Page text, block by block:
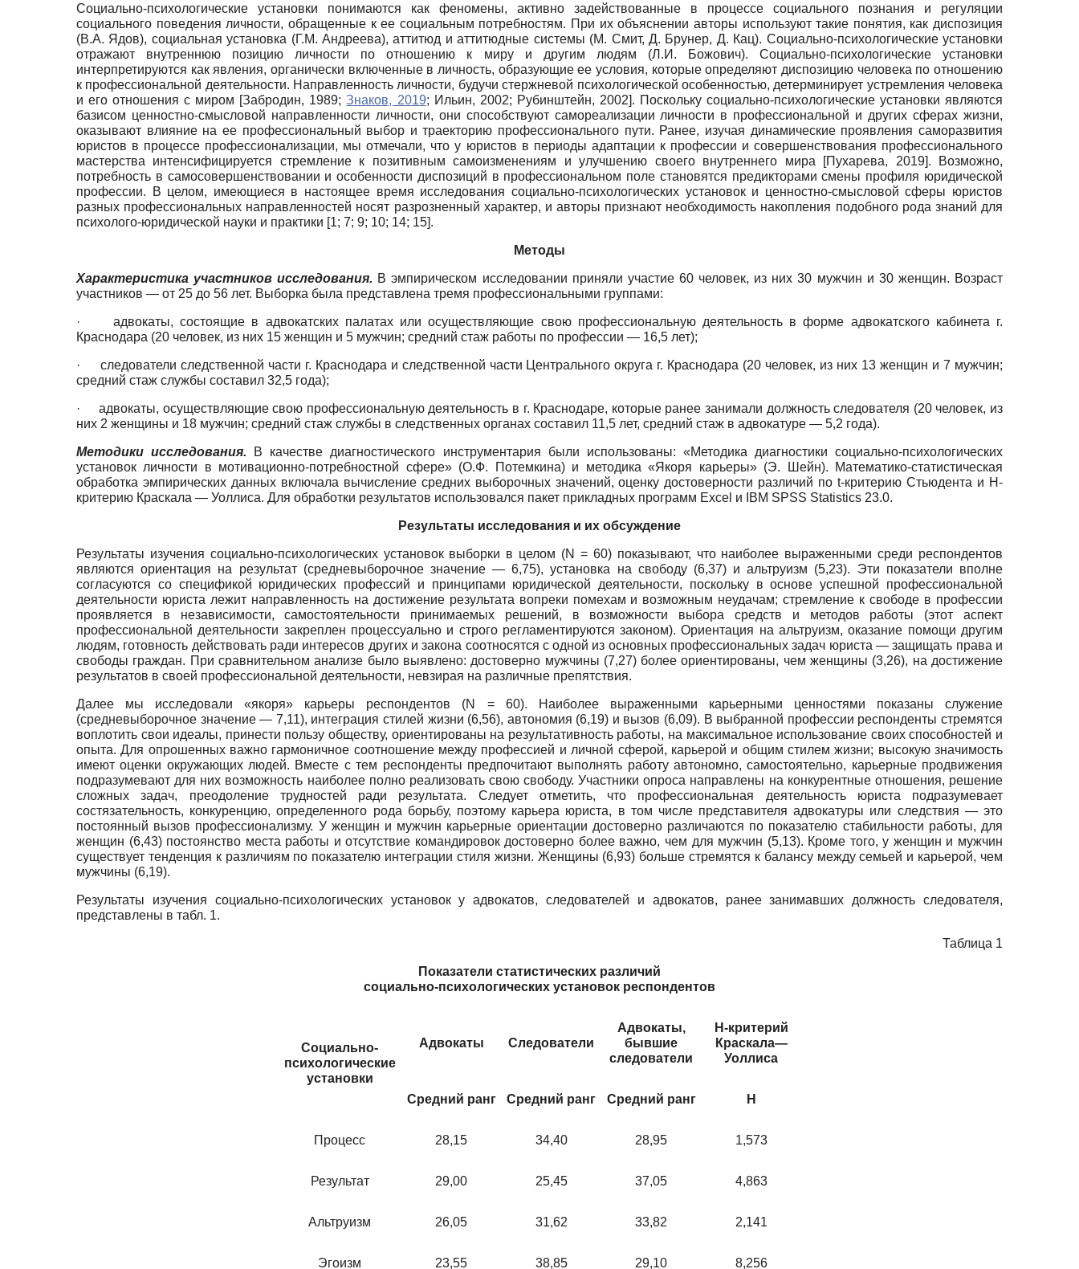
Социально-психологические установки понимаются как феномены, активно задействованные в процессе социального познания и регуляции
социального поведения личности, обращенные к ее социальным потребностям. При их объяснении авторы используют такие понятия, как диспозиция
(В.А. Ядов), социальная установка (Г.М. Андреева), аттитюд и аттитюдные системы (М. Смит, Д. Брунер, Д. Кац). Социально-психологические установки
отражают внутреннюю позицию личности по отношению к миру и другим людям (Л.И. Божович). Социально-психологические установки
интерпретируются как явления, органически включенные в личность, образующие ее условия, которые определяют диспозицию человека по отношению
к профессиональной деятельности. Направленность личности, будучи стержневой психологической особенностью, детерминирует устремления человека
и его отношения с миром [Забродин, 1989;Знаков, 2019; Ильин, 2002; Рубинштейн, 2002]. Поскольку социально-психологические установки являются
базисом ценностно-смысловой направленности личности, они способствуют самореализации личности в профессиональной и других сферах жизни,
оказывают влияние на ее профессиональный выбор и траекторию профессионального пути. Ранее, изучая динамические проявления саморазвития
юристов в процессе профессионализации, мы отмечали, что у юристов в периоды адаптации к профессии и совершенствования профессионального
мастерства интенсифицируется стремление к позитивным самоизменениям и улучшению своего внутреннего мира
[Пухарева, 2019]. Возможно,
потребность в самосовершенствовании и особенности диспозиций в профессиональном поле становятся предикторами смены профиля юридической
профессии. В целом, имеющиеся в настоящее время исследования социально-психологических установок и ценностно-смысловой сферы юристов
разных профессиональных направленностей носят разрозненный характер, и авторы признают необходимость накопления подобного рода знаний для
психолого-юридической науки и практики [1; 7; 9; 10; 14; 15].
Методы
Характеристика участников исследования. В эмпирическом исследовании приняли участие 60 человек, из них 30 мужчин и 30 женщин. Возраст
участников — от 25 до 56 лет. Выборка была представлена тремя профессиональными группами:
· адвокаты, состоящие в адвокатских палатах или осуществляющие свою профессиональную деятельность в форме адвокатского кабинета г.
Краснодара (20 человек, из них 15 женщин и 5 мужчин; средний стаж работы по профессии — 16,5 лет);
· следователи следственной части г. Краснодара и следственной части Центрального округа г. Краснодара (20 человек, из них 13 женщин и 7 мужчин;
средний стаж службы составил 32,5 года);
· адвокаты, осуществляющие свою профессиональную деятельность в г. Краснодаре, которые ранее занимали должность следователя (20 человек, из
них 2 женщины и 18 мужчин; средний стаж службы в следственных органах составил 11,5 лет, средний стаж в адвокатуре — 5,2 года).
Методики исследования. В качестве диагностического инструментария были использованы: «Методика диагностики социально-психологических
установок личности в мотивационно-потребностной сфере» (О.Ф. Потемкина) и методика «Якоря карьеры» (Э. Шейн). Математико-статистическая
обработка эмпирических данных включала вычисление средних выборочных значений, оценку достоверности различий по t-критерию Стьюдента и Н-
критерию Краскала — Уоллиса. Для обработки результатов использовался пакет прикладных программ Excel и IBM SРSS Statistics 23.0.
Результаты исследования и их обсуждение
Результаты изучения социально-психологических установок выборки в целом (N = 60) показывают, что наиболее выраженными среди респондентов
являются ориентация на результат (средневыборочное значение — 6,75), установка на свободу (6,37) и альтруизм (5,23). Эти показатели вполне
согласуются со спецификой юридических профессий и принципами юридической деятельности, поскольку в основе успешной профессиональной
деятельности юриста лежит направленность на достижение результата вопреки помехам и возможным неудачам; стремление к свободе в профессии
проявляется в независимости, самостоятельности принимаемых решений, в возможности выбора средств и методов работы (этот аспект
профессиональной деятельности закреплен процессуально и строго регламентируются законом). Ориентация на альтруизм, оказание помощи другим
людям, готовность действовать ради интересов других и закона соотносятся с одной из основных профессиональных задач юриста — защищать права и
свободы граждан. При сравнительном анализе было выявлено: достоверно мужчины (7,27) более ориентированы, чем женщины (3,26), на достижение
результатов в своей профессиональной деятельности, невзирая на различные препятствия.
Далее мы исследовали «якоря» карьеры респондентов (N = 60). Наиболее выраженными карьерными ценностями показаны служение
(средневыборочное значение — 7,11), интеграция стилей жизни (6,56), автономия (6,19) и вызов (6,09). В выбранной профессии респонденты стремятся
воплотить свои идеалы, принести пользу обществу, ориентированы на результативность работы, на максимальное использование своих способностей и
опыта. Для опрошенных важно гармоничное соотношение между профессией и личной сферой, карьерой и общим стилем жизни; высокую значимость
имеют оценки окружающих людей. Вместе с тем респонденты предпочитают выполнять работу автономно, самостоятельно, карьерные продвижения
подразумевают для них возможность наиболее полно реализовать свою свободу. Участники опроса направлены на конкурентные отношения, решение
сложных задач, преодоление трудностей ради результата. Следует отметить, что профессиональная деятельность юриста подразумевает
состязательность, конкуренцию, определенного рода борьбу, поэтому карьера юриста, в том числе представителя адвокатуры или следствия — это
постоянный вызов профессионализму. У женщин и мужчин карьерные ориентации достоверно различаются по показателю стабильности работы, для
женщин (6,43) постоянство места работы и отсутствие командировок достоверно более важно, чем для мужчин (5,13). Кроме того, у женщин и мужчин
существует тенденция к различиям по показателю интеграции стиля жизни. Женщины (6,93) больше стремятся к балансу между семьей и карьерой, чем
мужчины (6,19).
Результаты изучения социально-психологических установок у адвокатов, следователей и адвокатов, ранее занимавших должность следователя,
представлены в табл. 1.
Таблица 1
Показатели статистических различий
социально-психологических установок респондентов
Социально-
психологические
установки
Адвокаты Следователи
Адвокаты,
бывшие
следователи
Н-критерий
Краскала—
Уоллиса
Средний ранг Средний ранг Средний ранг Н
Процесс 28,15 34,40 28,95 1,573
Результат 29,00 25,45 37,05 4,863
Альтруизм 26,05 31,62 33,82 2,141
Эгоизм 23,55 38,85 29,10 8,256